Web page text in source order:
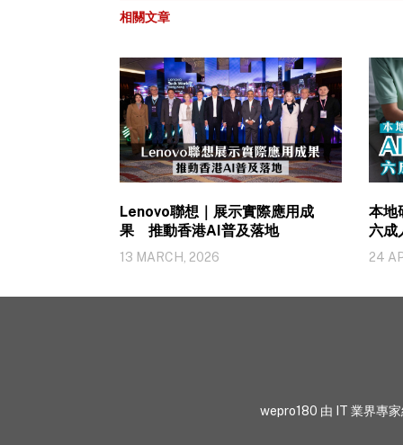
相關文章
Lenovo聯想｜展示實際應用成
果 推動香港AI普及落地
13 MARCH, 2026
本地
六成
24
wepro180 由 IT 業界專